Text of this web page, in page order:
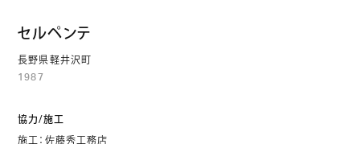
セルペンテ
長野県軽井沢町
1987
協力/施工
施工：佐藤秀工務店